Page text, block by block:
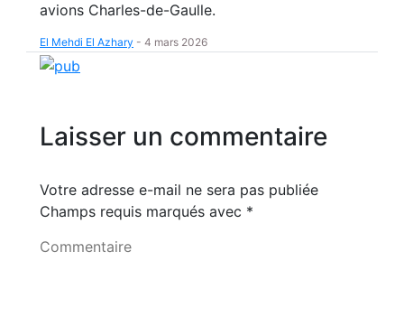
avions Charles-de-Gaulle.
El Mehdi El Azhary - 4 mars 2026
Laisser un commentaire
Votre adresse e-mail ne sera pas publiée
Champs requis marqués avec *
Commentaire